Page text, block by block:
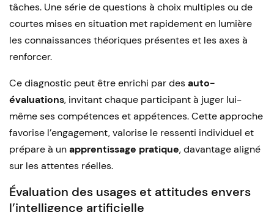
tâches. Une série de questions à choix multiples ou de
courtes mises en situation met rapidement en lumière
les connaissances théoriques présentes et les axes à
renforcer.
Ce diagnostic peut être enrichi par desauto-
évaluations, invitant chaque participant à juger lui-
même ses compétences et appétences. Cette approche
favorise l’engagement, valorise le ressenti individuel et
prépare à unapprentissage pratique, davantage aligné
sur les attentes réelles.
Évaluation des usages et attitudes envers
l’intelligence artificielle